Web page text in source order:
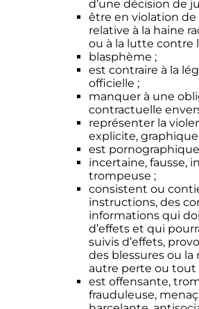
d’une décision de
être en violation de
relative à la haine
ou à la lutte contre
blasphème ;
est contraire à la
officielle ;
manquer à une
contractuelle
représenter la
explicite,
est
incertaine, fausse,
trompeuse ;
consistent ou
instructions, des
informations qui
d’effets et qui
suivis d’effets,
des blessures ou
autre perte ou
est offensante,
frauduleuse,